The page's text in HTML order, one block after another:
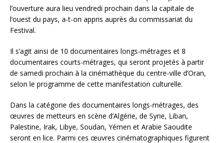
l’ouverture aura lieu vendredi prochain dans la capitale de
l’ouest du pays, a-t-on appris auprès du commissariat du
Festival.
Il s’agit ainsi de 10 documentaires longs-métrages et 8
documentaires courts-métrages, qui seront projetés à partir
de samedi prochain à la cinémathèque du centre-ville d’Oran,
selon le programme de cette manifestation culturelle.
Dans la catégorie des documentaires longs-métrages, des
œuvres de metteurs en scène d’Algérie, de Syrie, Liban,
Palestine, Irak, Libye, Soudan, Yémen et Arabie Saoudite
seront en lice. Parmi ces œuvres cinématographiques figurent